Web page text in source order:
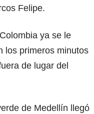
Felipe.
ya se le
los primeros minutos
de lugar del
de Medellín llegó